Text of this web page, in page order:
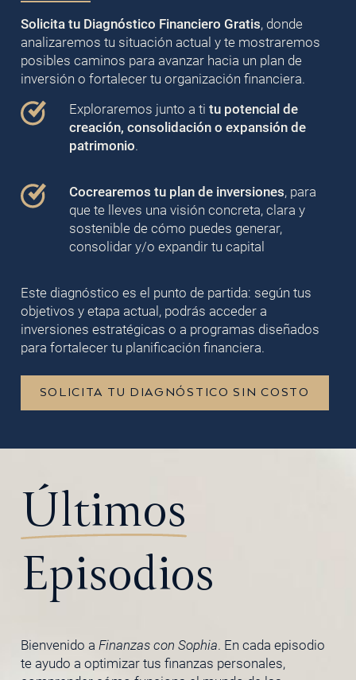
Solicita tu Diagnóstico Financiero Gratis, donde
analizaremos tu situación actual y te mostraremos
posibles caminos para avanzar hacia un plan de
inversión o fortalecer tu organización financiera.
Exploraremos junto a ti tu potencial de
creación, consolidación o expansión de
patrimonio.
Cocrearemos tu plan de inversiones, para
que te lleves una visión concreta, clara y
sostenible de cómo puedes generar,
consolidar y/o expandir tu capital
Este diagnóstico es el punto de partida: según tus
objetivos y etapa actual, podrás acceder a
inversiones estratégicas o a programas diseñados
para fortalecer tu planificación financiera.
SOLICITA TU DIAGNÓSTICO SIN COSTO
Últimos
Episodios
Bienvenido a Finanzas con Sophia. En cada episodio
te ayudo a optimizar tus finanzas personales,